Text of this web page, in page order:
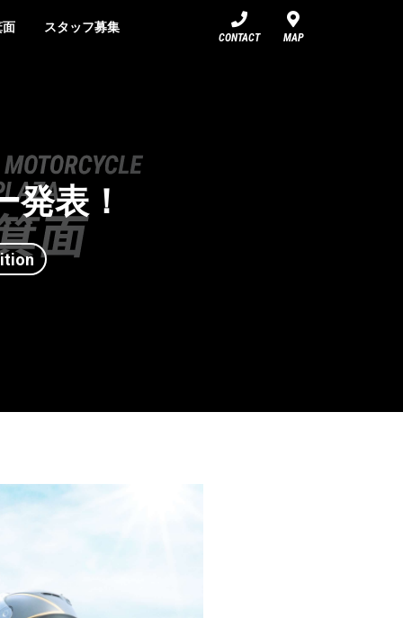
面 スタッフ募集
CONTACT MAP
発表！